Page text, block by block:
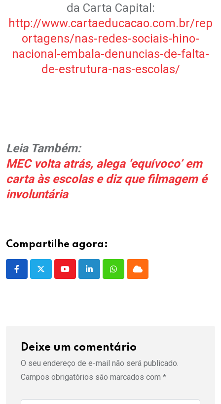
da Carta Capital:
http://www.cartaeducacao.com.br/rep
ortagens/nas-redes-sociais-hino-
nacional-embala-denuncias-de-falta-
de-estrutura-nas-escolas/
Leia Também:
MEC volta atrás, alega ‘equívoco’ em
carta às escolas e diz que filmagem é
involuntária
Compartilhe agora:
YoutubeLinkedInWhatsappCloud
Deixe um comentário
O seu endereço de e-mail não será publicado.
Campos obrigatórios são marcados com *